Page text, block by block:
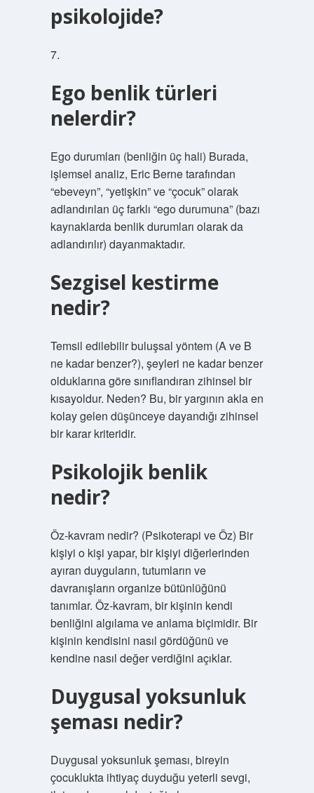
psikolojide?
7.
Ego benlik türleri
nelerdir?
Ego durumları (benliğin üç hali) Burada,
işlemsel analiz, Eric Berne tarafından
“ebeveyn”, “yetişkin” ve “çocuk” olarak
adlandırılan üç farklı “ego durumuna” (bazı
kaynaklarda benlik durumları olarak da
adlandırılır) dayanmaktadır.
Sezgisel kestirme
nedir?
Temsil edilebilir buluşsal yöntem (A ve B
ne kadar benzer?), şeyleri ne kadar benzer
olduklarına göre sınıflandıran zihinsel bir
kısayoldur. Neden? Bu, bir yargının akla en
kolay gelen düşünceye dayandığı zihinsel
bir karar kriteridir.
Psikolojik benlik
nedir?
Öz-kavram nedir? (Psikoterapi ve Öz) Bir
kişiyi o kişi yapar, bir kişiyi diğerlerinden
ayıran duyguların, tutumların ve
davranışların organize bütünlüğünü
tanımlar. Öz-kavram, bir kişinin kendi
benliğini algılama ve anlama biçimidir. Bir
kişinin kendisini nasıl gördüğünü ve
kendine nasıl değer verdiğini açıklar.
Duygusal yoksunluk
şeması nedir?
Duygusal yoksunluk şeması, bireyin
çocuklukta ihtiyaç duyduğu yeterli sevgi,